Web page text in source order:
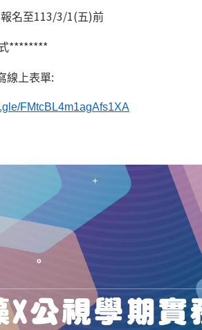
名至113/3/1(五)前
********
線上表單:
FMtcBL4m1agAfs1XA